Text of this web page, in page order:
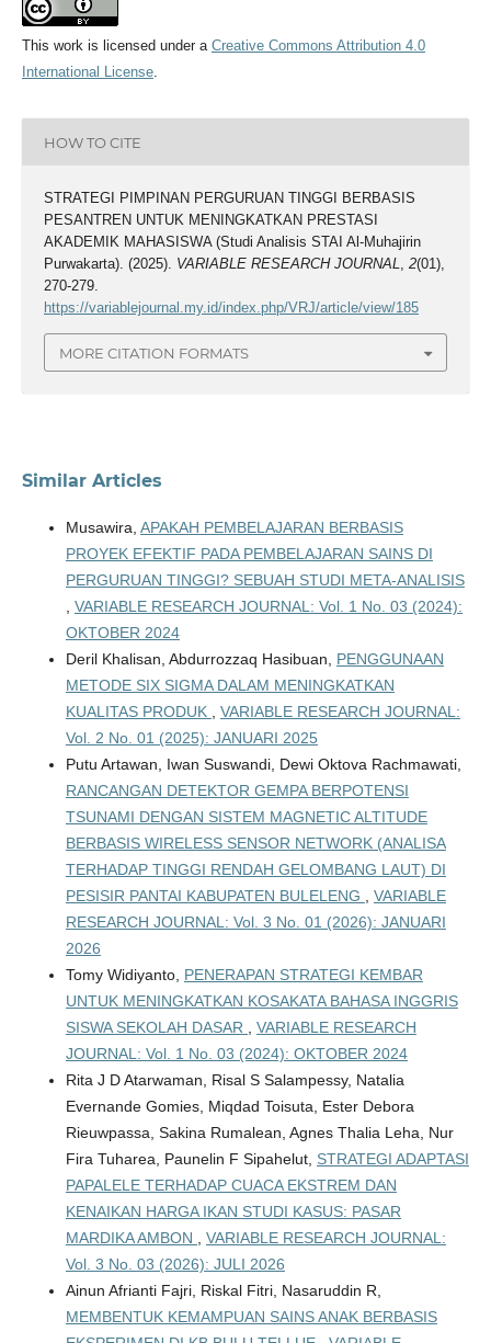
This work is licensed under a Creative Commons Attribution 4.0
International License.
HOW TO CITE
STRATEGI PIMPINAN PERGURUAN TINGGI BERBASIS
PESANTREN UNTUK MENINGKATKAN PRESTASI
AKADEMIK MAHASISWA (Studi Analisis STAI Al-Muhajirin
Purwakarta). (2025). VARIABLE RESEARCH JOURNAL, 2(01),
270-279.
https://variablejournal.my.id/index.php/VRJ/article/view/185
MORE CITATION FORMATS
Similar Articles
Musawira, APAKAH PEMBELAJARAN BERBASIS
PROYEK EFEKTIF PADA PEMBELAJARAN SAINS DI
PERGURUAN TINGGI? SEBUAH STUDI META-ANALISIS
VARIABLE RESEARCH JOURNAL: Vol. 1 No. 03 (2024):
OKTOBER 2024
Deril Khalisan, Abdurrozzaq Hasibuan, PENGGUNAAN
METODE SIX SIGMA DALAM MENINGKATKAN
KUALITAS PRODUK
VARIABLE RESEARCH JOURNAL:
Vol. 2 No. 01 (2025): JANUARI 2025
Putu Artawan, Iwan Suswandi, Dewi Oktova Rachmawati,
RANCANGAN DETEKTOR GEMPA BERPOTENSI
TSUNAMI DENGAN SISTEM MAGNETIC ALTITUDE
BERBASIS WIRELESS SENSOR NETWORK (ANALISA
TERHADAP TINGGI RENDAH GELOMBANG LAUT) DI
PESISIR PANTAI KABUPATEN BULELENG
VARIABLE
RESEARCH JOURNAL: Vol. 3 No. 01 (2026): JANUARI
2026
Tomy Widiyanto, PENERAPAN STRATEGI KEMBAR
UNTUK MENINGKATKAN KOSAKATA BAHASA INGGRIS
SISWA SEKOLAH DASAR
VARIABLE RESEARCH
JOURNAL: Vol. 1 No. 03 (2024): OKTOBER 2024
Rita J D Atarwaman, Risal S Salampessy, Natalia
Evernande Gomies, Miqdad Toisuta, Ester Debora
Rieuwpassa, Sakina Rumalean, Agnes Thalia Leha, Nur
Fira Tuharea, Paunelin F Sipahelut, STRATEGI ADAPTASI
PAPALELE TERHADAP CUACA EKSTREM DAN
KENAIKAN HARGA IKAN STUDI KASUS: PASAR
MARDIKA AMBON
VARIABLE RESEARCH JOURNAL:
Vol. 3 No. 03 (2026): JULI 2026
Ainun Afrianti Fajri, Riskal Fitri, Nasaruddin R,
MEMBENTUK KEMAMPUAN SAINS ANAK BERBASIS